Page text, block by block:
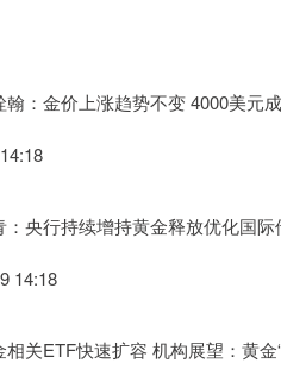
翰：金价上涨趋势不变 4000美元
：央行持续增持黄金释放优化国
14:18
相关ETF快速扩容 机构展望：黄